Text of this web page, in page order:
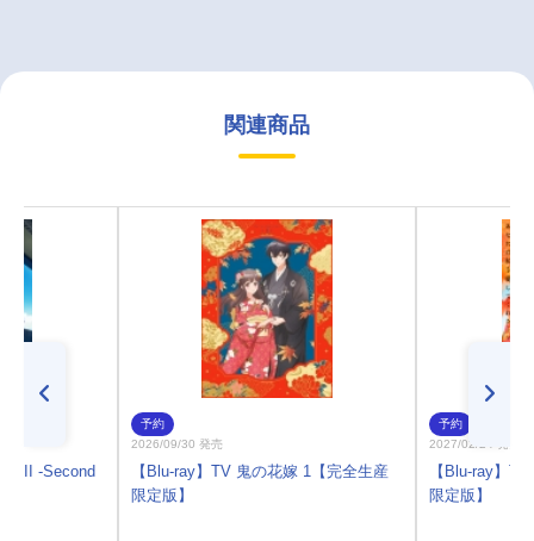
関連商品
II -Second
予約
2026/09/30 発売
【Blu-ray】TV 鬼の花嫁 1【完全生産
限定版】
予約
2027/02/24 発売
【Blu-ray】
限定版】